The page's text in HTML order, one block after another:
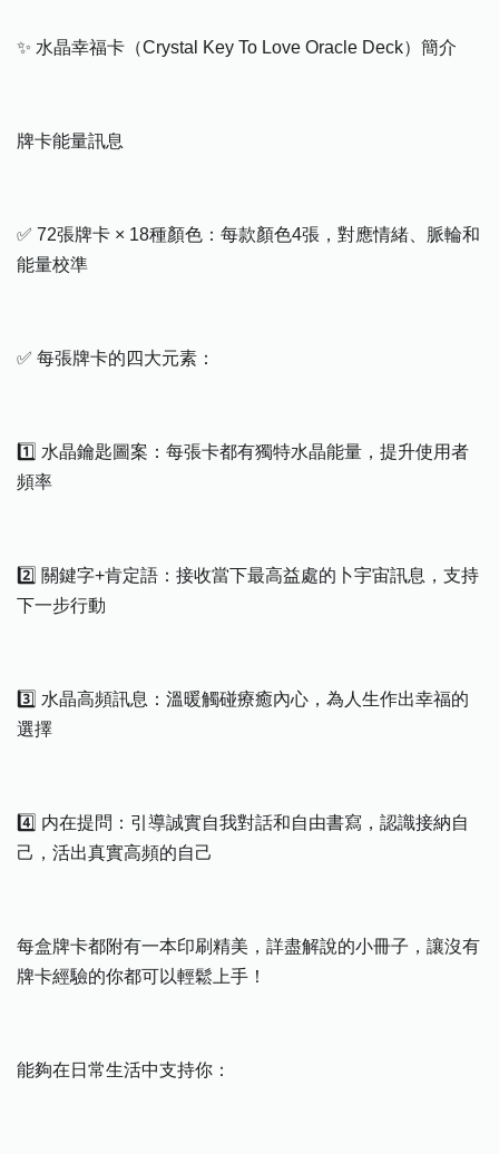
✨ 水晶幸福卡（Crystal Key To Love Oracle Deck）簡介
牌卡能量訊息
✅ 72張牌卡 × 18種顏色：每款顏色4張，對應情緒、脈輪和
能量校準
✅ 每張牌卡的四大元素：
1️⃣ 水晶鑰匙圖案：每張卡都有獨特水晶能量，提升使用者
頻率
2️⃣ 關鍵字+肯定語：接收當下最高益處的卜宇宙訊息，支持
下一步行動
3️⃣ 水晶高頻訊息：溫暖觸碰療癒內心，為人生作出幸福的
選擇
4️⃣ 内在提問：引導誠實自我對話和自由書寫，認識接納自
己，活出真實高頻的自己
每盒牌卡都附有一本印刷精美，詳盡解說的小冊子，讓沒有
牌卡經驗的你都可以輕鬆上手！
能夠在日常生活中支持你：